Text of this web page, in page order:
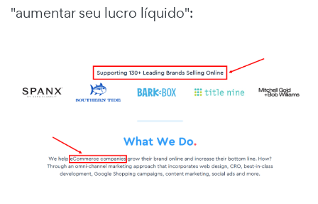
"aumentar seu lucro líquido":